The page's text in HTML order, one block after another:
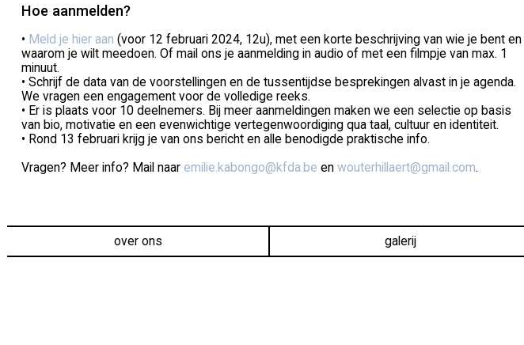
Hoe aanmelden?
• Meld je hier aan (voor 12 februari 2024, 12u), met een korte beschrijving van wie je bent en
waarom je wilt meedoen. Of mail ons je aanmelding in audio of met een filmpje van max. 1
minuut.
• Schrijf de data van de voorstellingen en de tussentijdse besprekingen alvast in je agenda.
We vragen een engagement voor de volledige reeks.
• Er is plaats voor 10 deelnemers. Bij meer aanmeldingen maken we een selectie op basis
van bio, motivatie en een evenwichtige vertegenwoordiging qua taal, cultuur en identiteit.
• Rond 13 februari krijg je van ons bericht en alle benodigde praktische info.
Vragen? Meer info? Mail naar emilie.kabongo@kfda.be en wouterhillaert@gmail.com.
over ons galerij